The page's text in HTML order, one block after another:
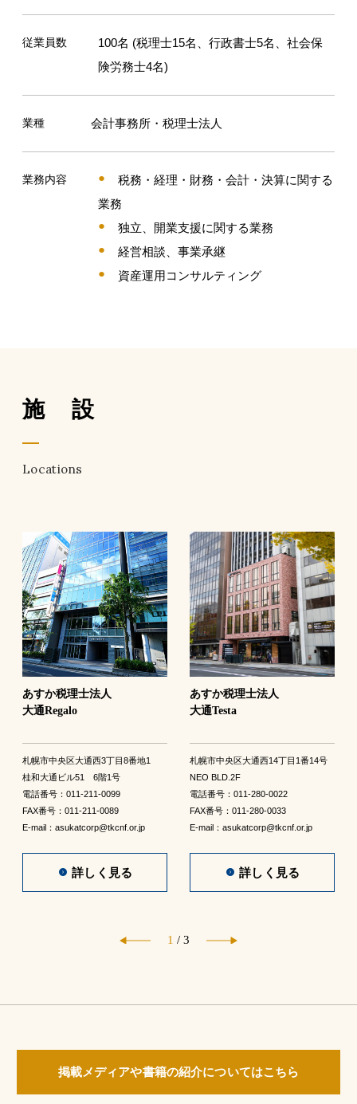
従業員数
100名 (税理士15名、行政書士5名、社会保
険労務士4名)
業種 会計事務所・税理士法人
業務内容
税務・経理・財務・会計・決算に関する
業務
独立、開業支援に関する業務
経営相談、事業承継
資産運用コンサルティング
施 設
Locations
あすか税理士法人
大通Regalo
札幌市中央区大通西3丁目8番地1
桂和大通ビル51 6階1号
電話番号：011-211-0099
FAX番号：011-211-0089
E-mail：asukatcorp@tkcnf.or.jp
詳しく見る
あすか税理士法人
大通Testa
札幌市中央区大通西14丁目1番14号
NEO BLD.2F
電話番号：011-280-0022
FAX番号：011-280-0033
E-mail：asukatcorp@tkcnf.or.jp
詳しく見る
1 / 3
掲載メディアや書籍の紹介についてはこちら